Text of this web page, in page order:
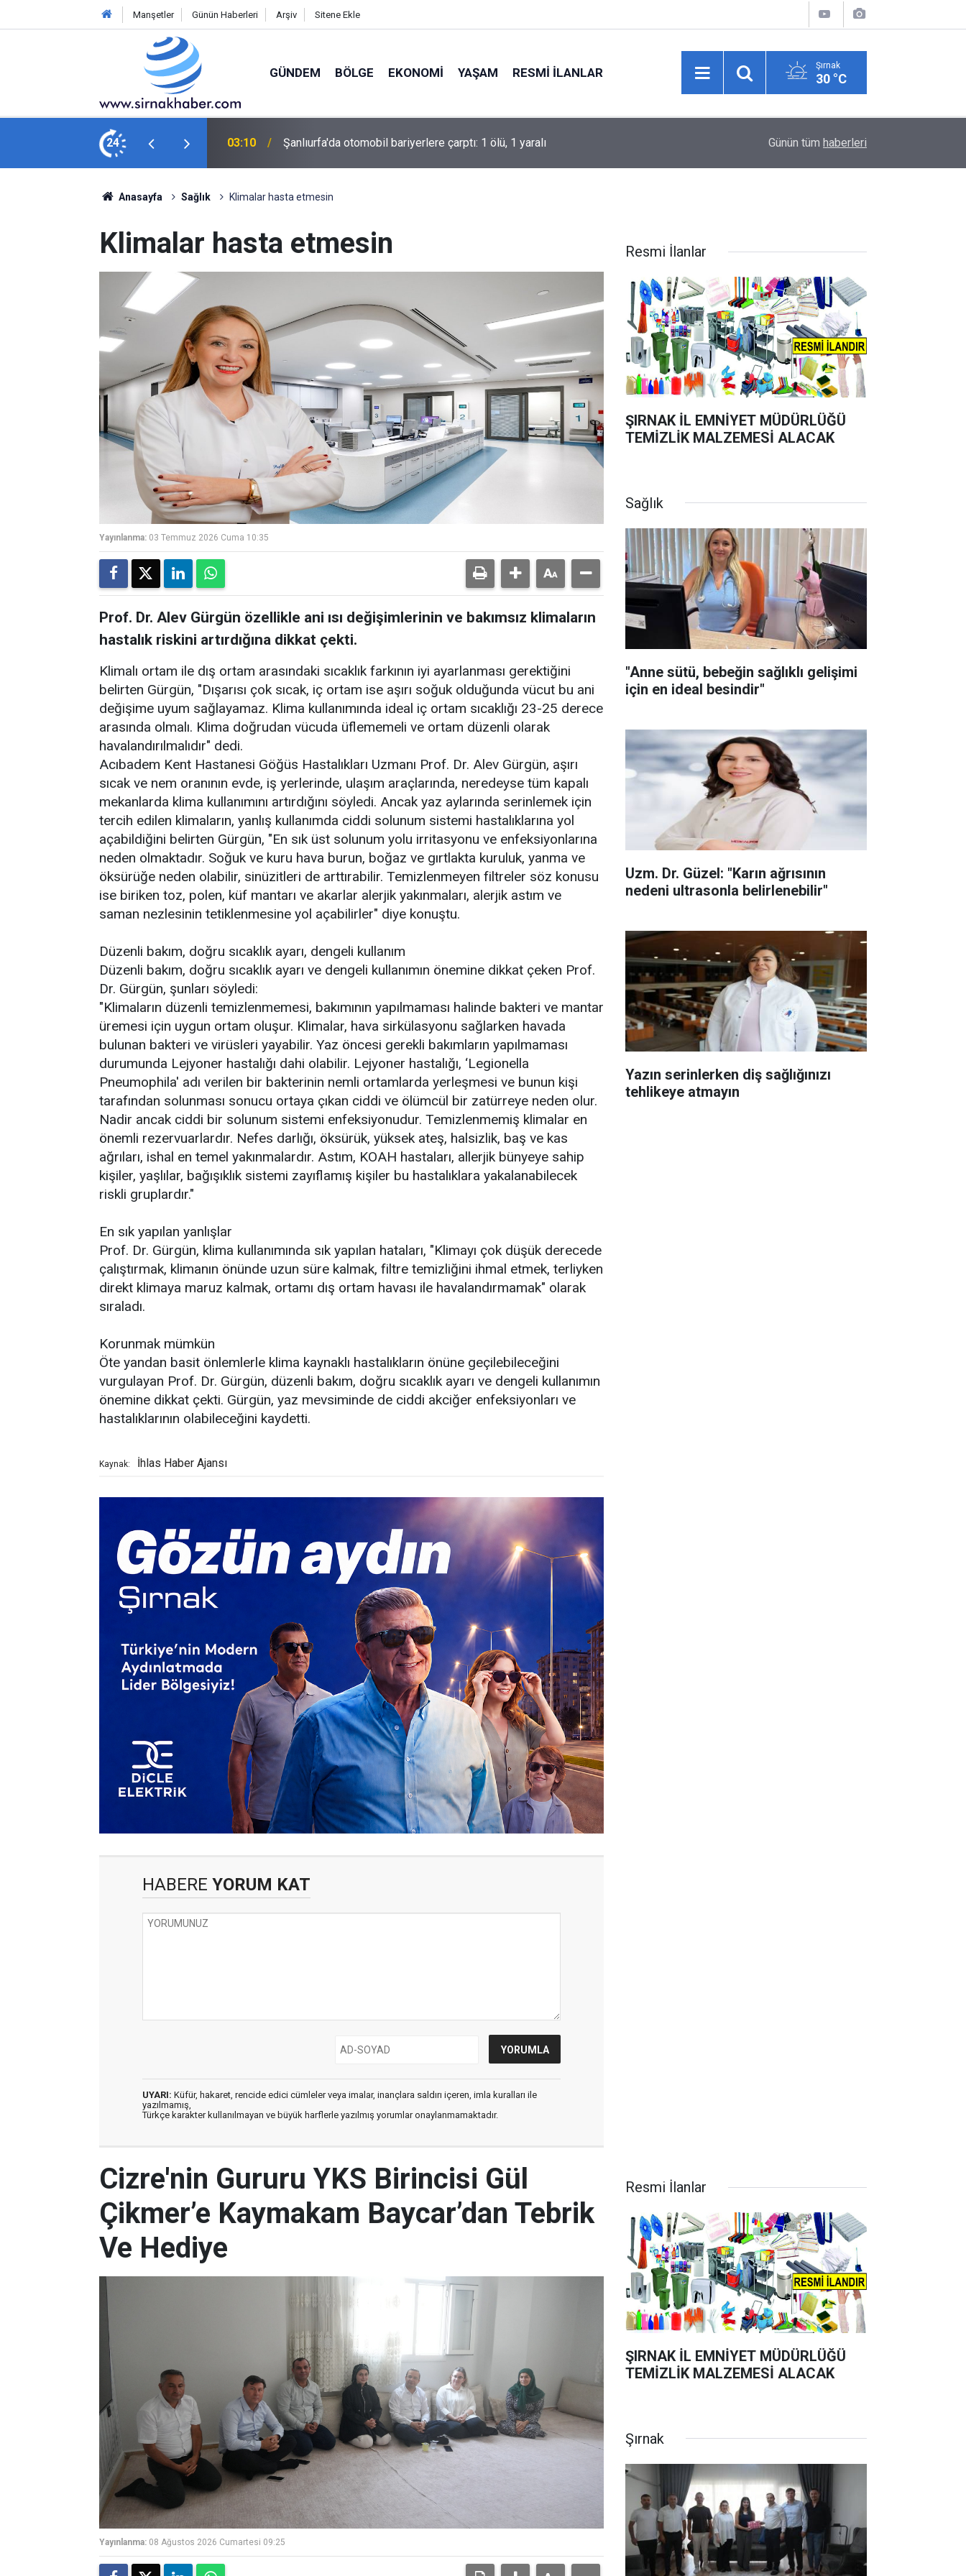
Manşetler Günün Haberleri Arşiv Sitene Ekle
GÜNDEM BÖLGE EKONOMI YAŞAM RESMI İLANLAR Şırnak
30 °C
24
1 ölü, 1 yaralı 02:02 Trendyol 1. Lig: Boluspor: 1 – Manisa FK: 2 Şanlıurfa'da hastane bahçesinde silahlı saldırı:
Günün tüm haberleri
Anasayfa Sağlık Klimalar hasta etmesin
Klimalar hasta etmesin
Yayınlanma: 03 Temmuz 2026 Cuma 10:35
Prof. Dr. Alev Gürgün özellikle ani ısı değişimlerinin ve bakımsız klimaların
hastalık riskini artırdığına dikkat çekti.
Klimalı ortam ile dış ortam arasındaki sıcaklık farkının iyi ayarlanması gerektiğini
belirten Gürgün, "Dışarısı çok sıcak, iç ortam ise aşırı soğuk olduğunda vücut bu ani
değişime uyum sağlayamaz. Klima kullanımında ideal iç ortam sıcaklığı 23-25 derece
arasında olmalı. Klima doğrudan vücuda üflememeli ve ortam düzenli olarak
havalandırılmalıdır" dedi.
Acıbadem Kent Hastanesi Göğüs Hastalıkları Uzmanı Prof. Dr. Alev Gürgün, aşırı
sıcak ve nem oranının evde, iş yerlerinde, ulaşım araçlarında, neredeyse tüm kapalı
mekanlarda klima kullanımını artırdığını söyledi. Ancak yaz aylarında serinlemek için
tercih edilen klimaların, yanlış kullanımda ciddi solunum sistemi hastalıklarına yol
açabildiğini belirten Gürgün, "En sık üst solunum yolu irritasyonu ve enfeksiyonlarına
neden olmaktadır. Soğuk ve kuru hava burun, boğaz ve gırtlakta kuruluk, yanma ve
öksürüğe neden olabilir, sinüzitleri de arttırabilir. Temizlenmeyen filtreler söz konusu
ise biriken toz, polen, küf mantarı ve akarlar alerjik yakınmaları, alerjik astım ve
saman nezlesinin tetiklenmesine yol açabilirler" diye konuştu.
Düzenli bakım, doğru sıcaklık ayarı, dengeli kullanım
Düzenli bakım, doğru sıcaklık ayarı ve dengeli kullanımın önemine dikkat çeken Prof.
Dr. Gürgün, şunları söyledi:
"Klimaların düzenli temizlenmemesi, bakımının yapılmaması halinde bakteri ve mantar
üremesi için uygun ortam oluşur. Klimalar, hava sirkülasyonu sağlarken havada
bulunan bakteri ve virüsleri yayabilir. Yaz öncesi gerekli bakımların yapılmaması
durumunda Lejyoner hastalığı dahi olabilir. Lejyoner hastalığı, ‘Legionella
Pneumophila' adı verilen bir bakterinin nemli ortamlarda yerleşmesi ve bunun kişi
tarafından solunması sonucu ortaya çıkan ciddi ve ölümcül bir zatürreye neden olur.
Nadir ancak ciddi bir solunum sistemi enfeksiyonudur. Temizlenmemiş klimalar en
önemli rezervuarlardır. Nefes darlığı, öksürük, yüksek ateş, halsizlik, baş ve kas
ağrıları, ishal en temel yakınmalardır. Astım, KOAH hastaları, allerjik bünyeye sahip
kişiler, yaşlılar, bağışıklık sistemi zayıflamış kişiler bu hastalıklara yakalanabilecek
riskli gruplardır."
En sık yapılan yanlışlar
Prof. Dr. Gürgün, klima kullanımında sık yapılan hataları, "Klimayı çok düşük derecede
çalıştırmak, klimanın önünde uzun süre kalmak, filtre temizliğini ihmal etmek, terliyken
direkt klimaya maruz kalmak, ortamı dış ortam havası ile havalandırmamak" olarak
sıraladı.
Korunmak mümkün
Öte yandan basit önlemlerle klima kaynaklı hastalıkların önüne geçilebileceğini
vurgulayan Prof. Dr. Gürgün, düzenli bakım, doğru sıcaklık ayarı ve dengeli kullanımın
önemine dikkat çekti. Gürgün, yaz mevsiminde de ciddi akciğer enfeksiyonları ve
hastalıklarının olabileceğini kaydetti.
Kaynak: İhlas Haber Ajansı
HABERE YORUM KAT
UYARI: Küfür, hakaret, rencide edici cümleler veya imalar, inançlara saldırı içeren, imla kuralları ile
yazılmamış,
Türkçe karakter kullanılmayan ve büyük harflerle yazılmış yorumlar onaylanmamaktadır.
Resmi İlanlar
ŞIRNAK İL EMNİYET MÜDÜRLÜĞÜ
TEMİZLİK MALZEMESİ ALACAK
Sağlık
"Anne sütü, bebeğin sağlıklı gelişimi
için en ideal besindir"
Uzm. Dr. Güzel: "Karın ağrısının
nedeni ultrasonla belirlenebilir"
Yazın serinlerken diş sağlığınızı
tehlikeye atmayın
Cizre'nin Gururu YKS Birincisi Gül
Çikmer’e Kaymakam Baycar’dan Tebrik
Ve Hediye
Yayınlanma: 08 Ağustos 2026 Cumartesi 09:25
Resmi İlanlar
ŞIRNAK İL EMNİYET MÜDÜRLÜĞÜ
TEMİZLİK MALZEMESİ ALACAK
Şırnak